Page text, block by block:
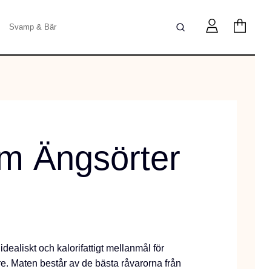
Svamp & Bär
Ängsörter
och kalorifattigt mellanmål för
Maten består av de bästa råvarorna från